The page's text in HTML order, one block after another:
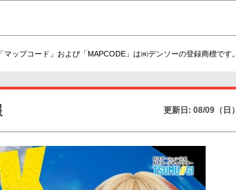
「マップコード」および「MAPCODE」は㈱デンソーの登録商標です。
更新日: 08/09（日）